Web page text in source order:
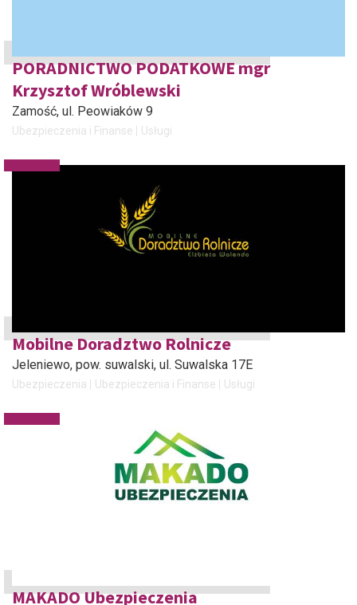
PORADNICTWO PODATKOWE mgr
Krzysztof Wróblewski
Zamość, ul. Peowiaków 9
Ubezpieczenia i Finanse Usługi
Mobilne Doradztwo Rolnicze
Jeleniewo, pow. suwalski, ul. Suwalska 17E
Ubezpieczenia Ubezpieczenia i Finanse Usługi
MAKADO Ubezpieczenia